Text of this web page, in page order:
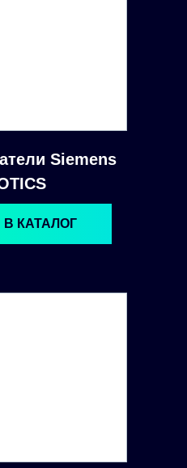
Siemens
В КАТАЛОГ